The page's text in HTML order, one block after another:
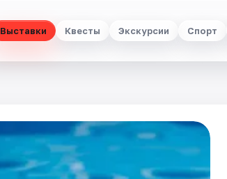
Выставки Квесты Экскурсии Спорт